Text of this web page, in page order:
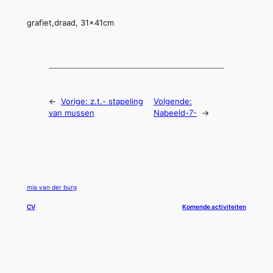
grafiet,draad, 31x41cm
← Vorige: z.t.- stapeling
van mussen
Volgende:
Nabeeld-7-
→
mia van der burg
CV Komende activiteiten